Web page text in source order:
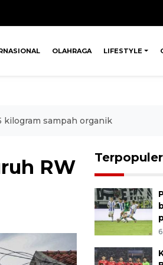
OLAHRAGA LIFESTYLE
sampah organik
RW
Terpopuler